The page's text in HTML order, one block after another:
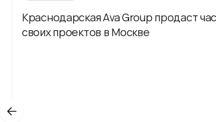
Краснодарская Ava Group продаст
своих проектов в Москве